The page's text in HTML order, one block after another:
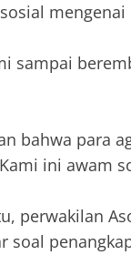
sampai
bahwa para
ini awam
perwakilan
soal